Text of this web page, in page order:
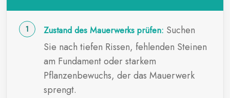
Zustand des Mauerwerks prüfen: Suchen
Sie nach tiefen Rissen, fehlenden Steinen
am Fundament oder starkem
Pflanzenbewuchs, der das Mauerwerk
sprengt.